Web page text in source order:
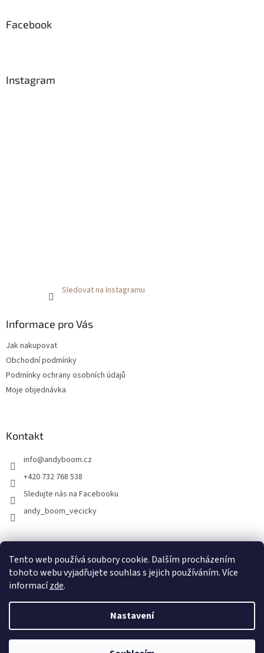
Tento web používá soubory cookie. Dalším procházením
tohoto webu vyjadřujete souhlas s jejich používáním. Více
informacízde.
Nastavení
Facebook
Instagram
Sledovat na Instagramu
Informace pro Vás
Jak nakupovat
Obchodní podmínky
Podmínky ochrany osobních údajů
Moje objednávka
Kontakt
info@andyboom.cz
+420 732 768 538
Sledujte nás na Facebooku
andy_boom_vecicky
Copyright 2026ANDY Boom. Všechna práva vyhrazena.Upravit